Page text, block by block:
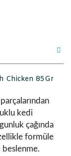
Chicken 85Gr
kedi
çağında
formüle